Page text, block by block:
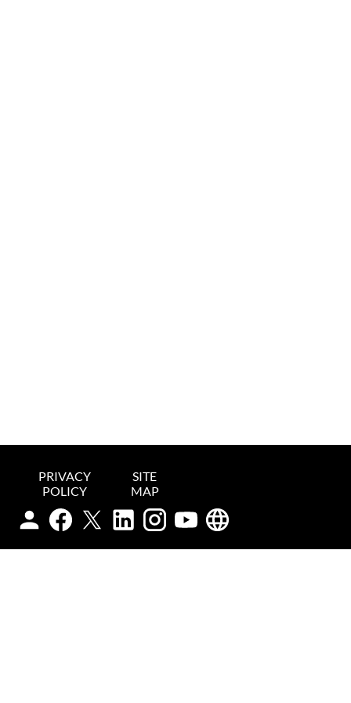
PRIVACY
POLICY
SITE
MAP